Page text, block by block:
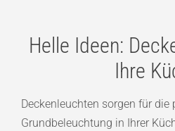
Helle Ideen:
Ihre
Deckenleuchten sorgen für die
Grundbeleuchtung in Ihrer